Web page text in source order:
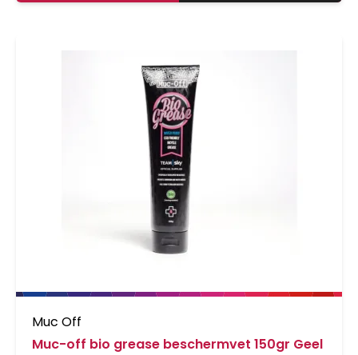
Muc Off
Muc-off bio grease beschermvet 150gr Geel